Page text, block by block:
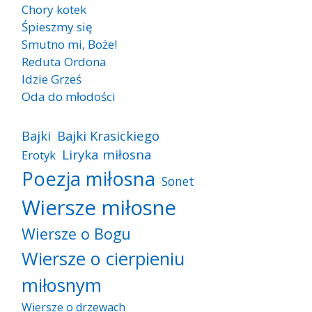
Chory kotek
Śpieszmy się
Smutno mi, Boże!
Reduta Ordona
Idzie Grześ
Oda do młodości
Bajki Bajki Krasickiego
Erotyk Liryka miłosna
Poezja miłosna Sonet
Wiersze miłosne
Wiersze o Bogu
Wiersze o cierpieniu
miłosnym
Wiersze o drzewach